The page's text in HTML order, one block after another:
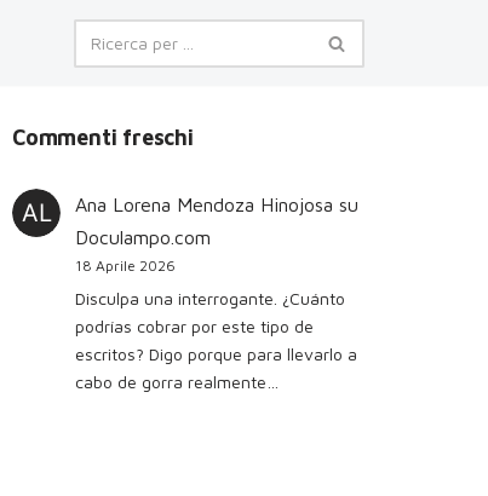
Commenti freschi
Ana Lorena Mendoza Hinojosa su
Doculampo.com
18 Aprile 2026
Disculpa una interrogante. ¿Cuánto
podrías cobrar por este tipo de
escritos? Digo porque para llevarlo a
cabo de gorra realmente…